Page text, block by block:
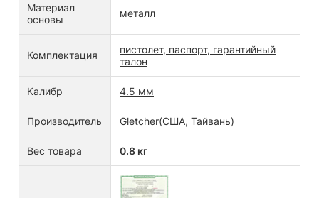
Материал
основы
металл
Комплектация
пистолет, паспорт, гарантийный
талон
Калибр 4.5 мм
Производитель Gletcher(США, Тайвань)
Вес товара 0.8 кг